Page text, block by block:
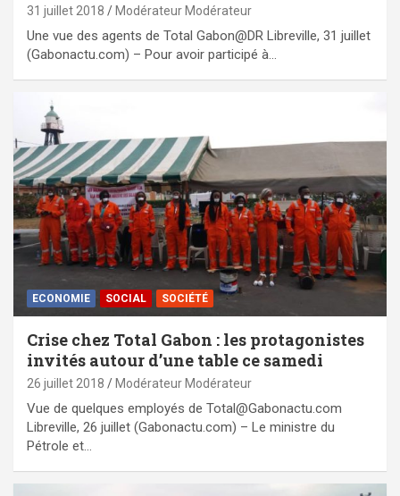
31 juillet 2018 Modérateur Modérateur
Une vue des agents de Total Gabon@DR Libreville, 31 juillet
(Gabonactu.com) – Pour avoir participé à…
ECONOMIE SOCIAL SOCIÉTÉ
Crise chez Total Gabon : les protagonistes
invités autour d’une table ce samedi
26 juillet 2018 Modérateur Modérateur
Vue de quelques employés de Total@Gabonactu.com
Libreville, 26 juillet (Gabonactu.com) – Le ministre du
Pétrole et…